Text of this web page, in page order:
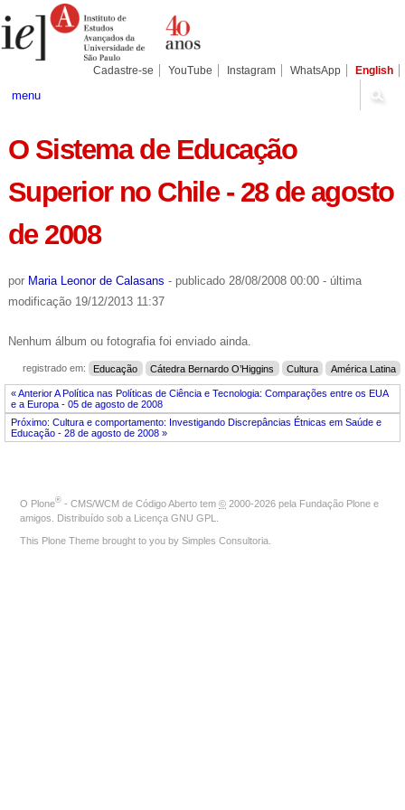
para
conteúdo.
Pessoais
Cadastre-se YouTube Instagram WhatsApp English
menu
O Sistema de Educação
Superior no Chile - 28 de agosto
de 2008
por Maria Leonor de Calasans - publicado28/08/2008 00:00 - última
modificação19/12/2013 11:37
Nenhum álbum ou fotografia foi enviado ainda.
registrado em: Educação Cátedra Bernardo O’Higgins Cultura América Latina
« Anterior A Política nas Políticas de Ciência e Tecnologia: Comparações entre os EUA
e a Europa - 05 de agosto de 2008
Próximo: Cultura e comportamento: Investigando Discrepâncias Étnicas em Saúde e
Educação - 28 de agosto de 2008 »
O Plone® - CMS/WCM de Código Aberto tem © 2000-2026 pela Fundação Plone e
amigos. Distribuído sob a Licença GNU GPL
This Plone Theme brought to you by Simples Consultoria